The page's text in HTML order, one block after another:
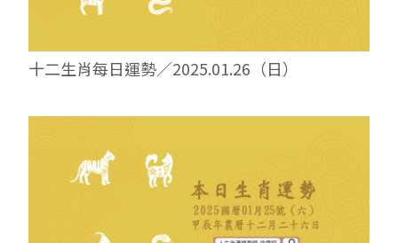
十二生肖每日運勢／2025.01.26（日）